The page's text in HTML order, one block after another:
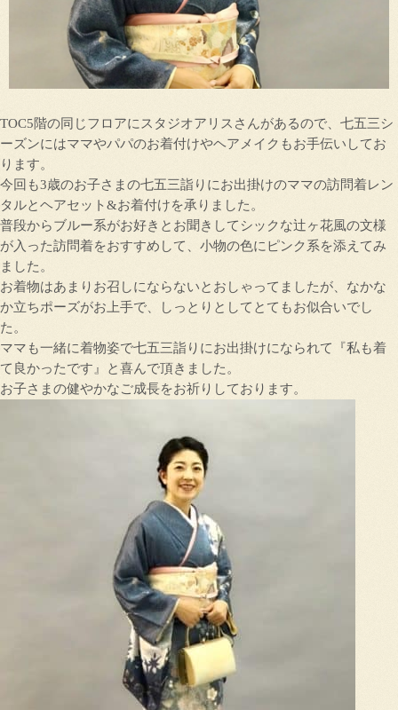
TOC5階の同じフロアにスタジオアリスさんがあるので、七五三シ
ーズンにはママやパパのお着付けやヘアメイクもお手伝いしてお
ります。
今回も3歳のお子さまの七五三詣りにお出掛けのママの訪問着レン
タルとヘアセット&お着付けを承りました。
普段からブルー系がお好きとお聞きしてシックな辻ヶ花風の文様
が入った訪問着をおすすめして、小物の色にピンク系を添えてみ
ました。
お着物はあまりお召しにならないとおしゃってましたが、なかな
か立ちポーズがお上手で、しっとりとしてとてもお似合いでし
た。
ママも一緒に着物姿で七五三詣りにお出掛けになられて『私も着
て良かったです』と喜んで頂きました。
お子さまの健やかなご成長をお祈りしております。